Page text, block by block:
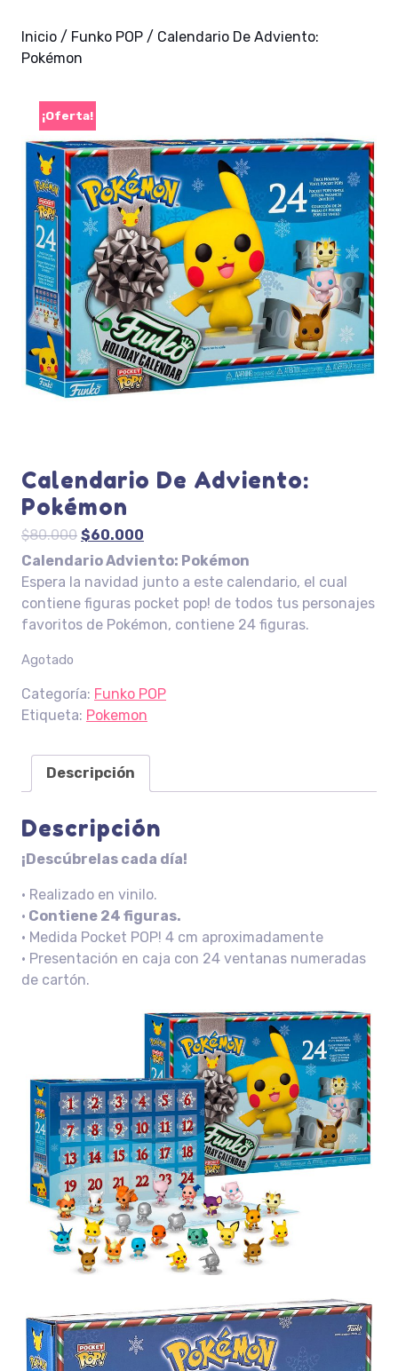
Inicio / Funko POP / Calendario De Adviento:
Pokémon
¡Oferta!
Calendario De Adviento:
Pokémon
$80.000 El
precio
original
era:
$80.000.
$60.000
precio
actual
es:
$60.000.
Calendario Adviento: Pokémon
Espera la navidad junto a este calendario, el cual
contiene figuras pocket pop! de todos tus personajes
favoritos de Pokémon, contiene 24 figuras.
Agotado
Categoría: Funko POP
Etiqueta: Pokemon
Descripción
Descripción
¡Descúbrelas cada día!
• Realizado en vinilo.
• Contiene 24 figuras.
• Medida Pocket POP! 4 cm aproximadamente
• Presentación en caja con 24 ventanas numeradas
de cartón.